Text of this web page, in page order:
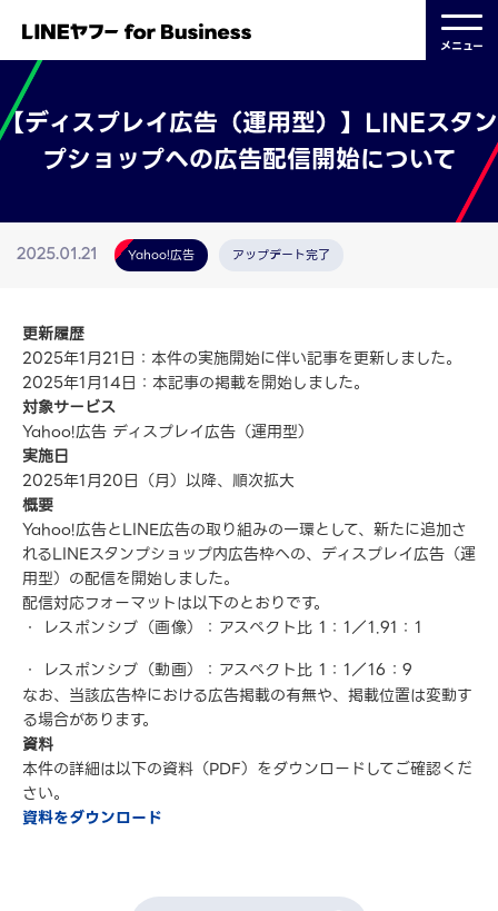
メニュー
【ディスプレイ広告（運用型）】LINEスタン
プショップへの広告配信開始について
2025.01.21 Yahoo!広告 アップデート完了
更新履歴
2025年1月21日：本件の実施開始に伴い記事を更新しました。
2025年1月14日：本記事の掲載を開始しました。
対象サービス
Yahoo!広告 ディスプレイ広告（運用型）
実施日
2025年1月20日（月）以降、順次拡大
概要
Yahoo!広告とLINE広告の取り組みの一環として、新たに追加さ
れるLINEスタンプショップ内広告枠への、ディスプレイ広告（運
用型）の配信を開始しました。
配信対応フォーマットは以下のとおりです。
レスポンシブ（画像）：アスペクト比 1：1／1.91：1
レスポンシブ（動画）：アスペクト比 1：1／16：9
なお、当該広告枠における広告掲載の有無や、掲載位置は変動す
る場合があります。
資料
本件の詳細は以下の資料（PDF）をダウンロードしてご確認くだ
さい。
資料をダウンロード